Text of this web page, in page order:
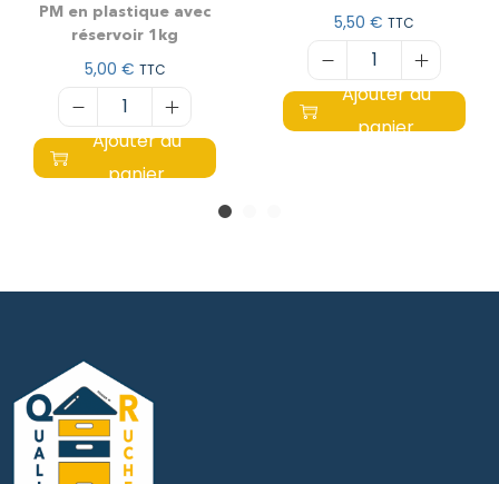
PM en plastique avec
réservoir 1kg
5,00 € TTC
Ajouter au
panier
5,50 € TTC
Ajouter au
panier